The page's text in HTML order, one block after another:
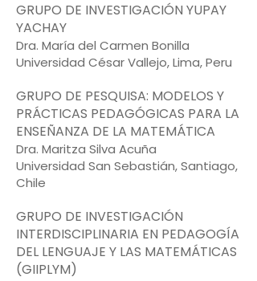
GRUPO DE INVESTIGACIÓN YUPAY
YACHAY
Dra. María del Carmen Bonilla
Universidad César Vallejo, Lima, Peru
GRUPO DE PESQUISA: MODELOS Y
PRÁCTICAS PEDAGÓGICAS PARA LA
ENSEÑANZA DE LA MATEMÁTICA
Dra. Maritza Silva Acuña
Universidad San Sebastián, Santiago,
Chile
GRUPO DE INVESTIGACIÓN
INTERDISCIPLINARIA EN PEDAGOGÍA
DEL LENGUAJE Y LAS MATEMÁTICAS
(GIIPLYM)